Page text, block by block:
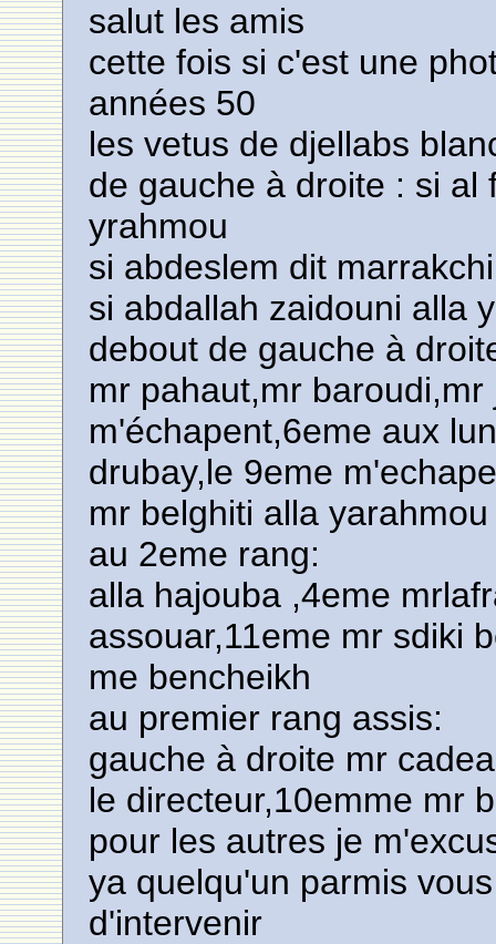
salut les amis
cette fois si c'est une
années 50
les vetus de djellabs
de gauche à droite : si al
yrahmou
si abdeslem dit
si abdallah zaidouni alla
debout de gauche à
mr pahaut,mr
m'échapent,6eme aux
drubay,le 9eme
mr belghiti alla yarahmou
au 2eme rang:
alla hajouba ,4eme
assouar,11eme mr sdiki
me bencheikh
au premier rang assis:
gauche à droite mr
le directeur,10emme mr
pour les autres je
ya quelqu'un parmis
d'intervenir